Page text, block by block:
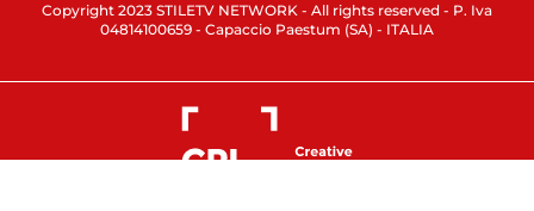
Copyright 2023 STILETV NETWORK - All rights reserved - P. Iva
04814100659 - Capaccio Paestum (SA) - ITALIA